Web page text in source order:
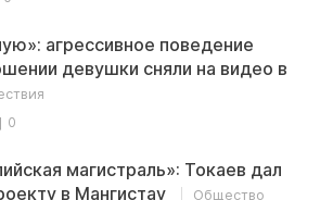
агрессивное поведение
девушки сняли на видео в
0
магистраль»: Токаев дал
в Мангистау
Общество